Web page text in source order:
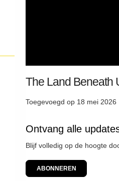
The Land Beneath
Toegevoegd op 18 mei
Ontvang alle
Blijf volledig op de hoogte
ABONNEREN